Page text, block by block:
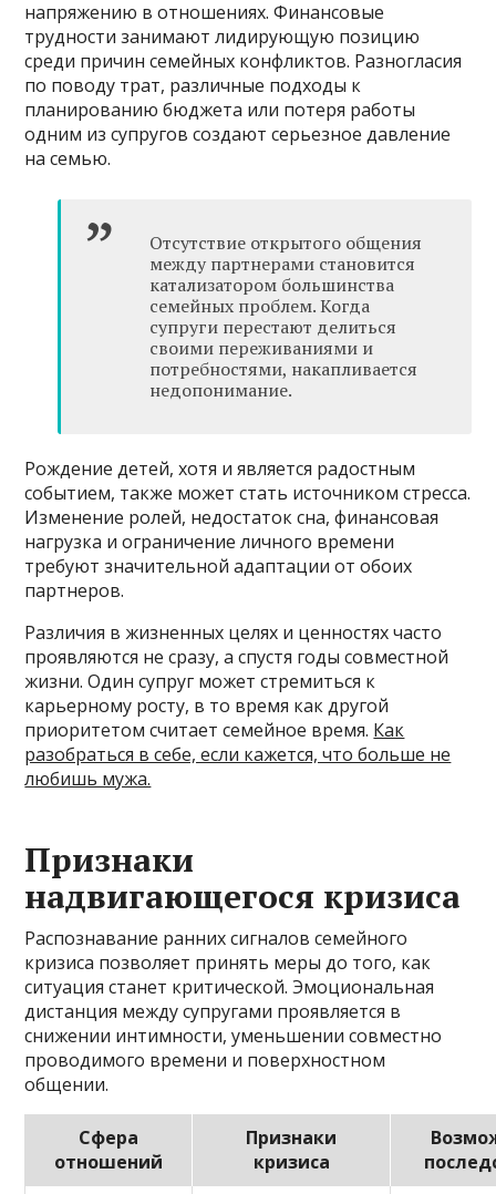
напряжению в отношениях. Финансовые
трудности занимают лидирующую позицию
среди причин семейных конфликтов. Разногласия
по поводу трат, различные подходы к
планированию бюджета или потеря работы
одним из супругов создают серьезное давление
на семью.
Отсутствие открытого общения
между партнерами становится
катализатором большинства
семейных проблем. Когда
супруги перестают делиться
своими переживаниями и
потребностями, накапливается
недопонимание.
Рождение детей, хотя и является радостным
событием, также может стать источником стресса.
Изменение ролей, недостаток сна, финансовая
нагрузка и ограничение личного времени
требуют значительной адаптации от обоих
партнеров.
Различия в жизненных целях и ценностях часто
проявляются не сразу, а спустя годы совместной
жизни. Один супруг может стремиться к
карьерному росту, в то время как другой
приоритетом считает семейное время. Как
разобраться в себе, если кажется, что больше не
любишь мужа.
Признаки
надвигающегося кризиса
Распознавание ранних сигналов семейного
кризиса позволяет принять меры до того, как
ситуация станет критической. Эмоциональная
дистанция между супругами проявляется в
снижении интимности, уменьшении совместно
проводимого времени и поверхностном
общении.
Сфера
отношений
Признаки
кризиса